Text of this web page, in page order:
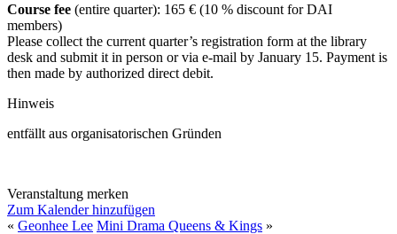
Course fee (entire quarter): 165 € (10 % discount for DAI
members)
Please collect the current quarter’s registration form at the library
desk and submit it in person or via e-mail by January 15. Payment is
then made by authorized direct debit.
Hinweis
entfällt aus organisatorischen Gründen
Veranstaltung merken
Zum Kalender hinzufügen
« Geonhee Lee Mini Drama Queens & Kings »